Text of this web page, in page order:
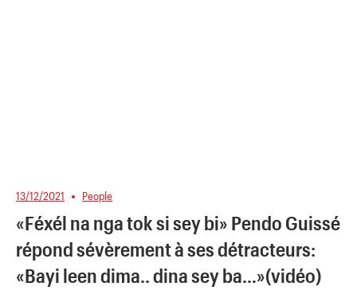
13/12/2021 People
«Féxél na nga tok si sey bi» Pendo Guissé
répond sévèrement à ses détracteurs:
«Bayi leen dima.. dina sey ba…»(vidéo)